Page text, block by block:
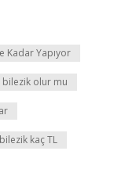
Kadar Yapıyor
bilezik olur mu
kaç TL